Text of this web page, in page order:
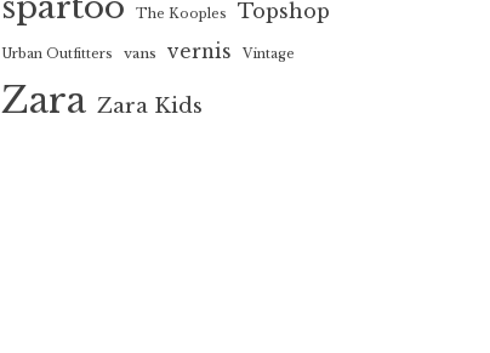
The Kooples Topshop
Urban Outfitters vans vernis Vintage
Zara Zara Kids